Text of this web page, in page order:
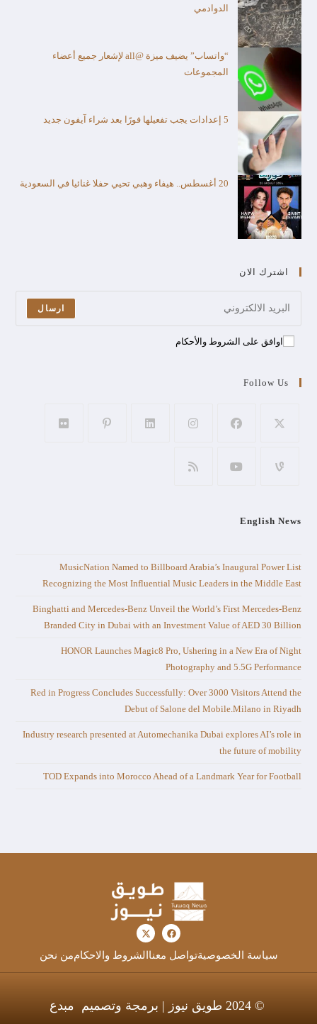
الدوادمي
“واتساب” يضيف ميزة @all لإشعار جميع أعضاء
المجموعات
5 إعدادات يجب تفعيلها فورًا بعد شراء آيفون جديد
20 أغسطس.. هيفاء وهبي تحيي حفلا غنائيا في السعودية
اشترك الان
ارسال
اوافق على الشروط والأحكام
Follow Us
English News
MusicNation Named to Billboard Arabia’s Inaugural Power List
Recognizing the Most Influential Music Leaders in the Middle East
Binghatti and Mercedes-Benz Unveil the World’s First Mercedes-Benz
Branded City in Dubai with an Investment Value of AED 30 Billion
HONOR Launches Magic8 Pro, Ushering in a New Era of Night
Photography and 5.5G Performance
Red in Progress Concludes Successfully: Over 3000 Visitors Attend the
Debut of Salone del Mobile.Milano in Riyadh
Industry research presented at Automechanika Dubai explores AI’s role in
the future of mobility
TOD Expands into Morocco Ahead of a Landmark Year for Football
سياسة الخصوصيةتواصل معنا الشروط والاحكاممن نحن
© 2024 طويق نيوز | برمجة وتصميم مبدع